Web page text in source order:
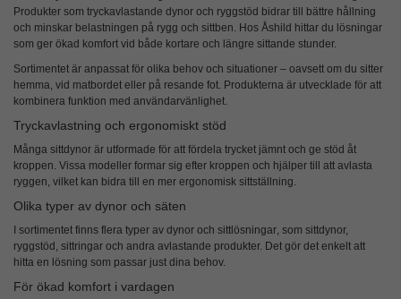
Produkter som tryckavlastande dynor och ryggstöd bidrar till bättre hållning
och minskar belastningen på rygg och sittben. Hos Åshild hittar du lösningar
som ger ökad komfort vid både kortare och längre sittande stunder.
Sortimentet är anpassat för olika behov och situationer – oavsett om du sitter
hemma, vid matbordet eller på resande fot. Produkterna är utvecklade för att
kombinera funktion med användarvänlighet.
Tryckavlastning och ergonomiskt stöd
Många sittdynor är utformade för att fördela trycket jämnt och ge stöd åt
kroppen. Vissa modeller formar sig efter kroppen och hjälper till att avlasta
ryggen, vilket kan bidra till en mer ergonomisk sittställning.
Olika typer av dynor och säten
I sortimentet finns flera typer av dynor och sittlösningar, som sittdynor,
ryggstöd, sittringar och andra avlastande produkter. Det gör det enkelt att
hitta en lösning som passar just dina behov.
För ökad komfort i vardagen